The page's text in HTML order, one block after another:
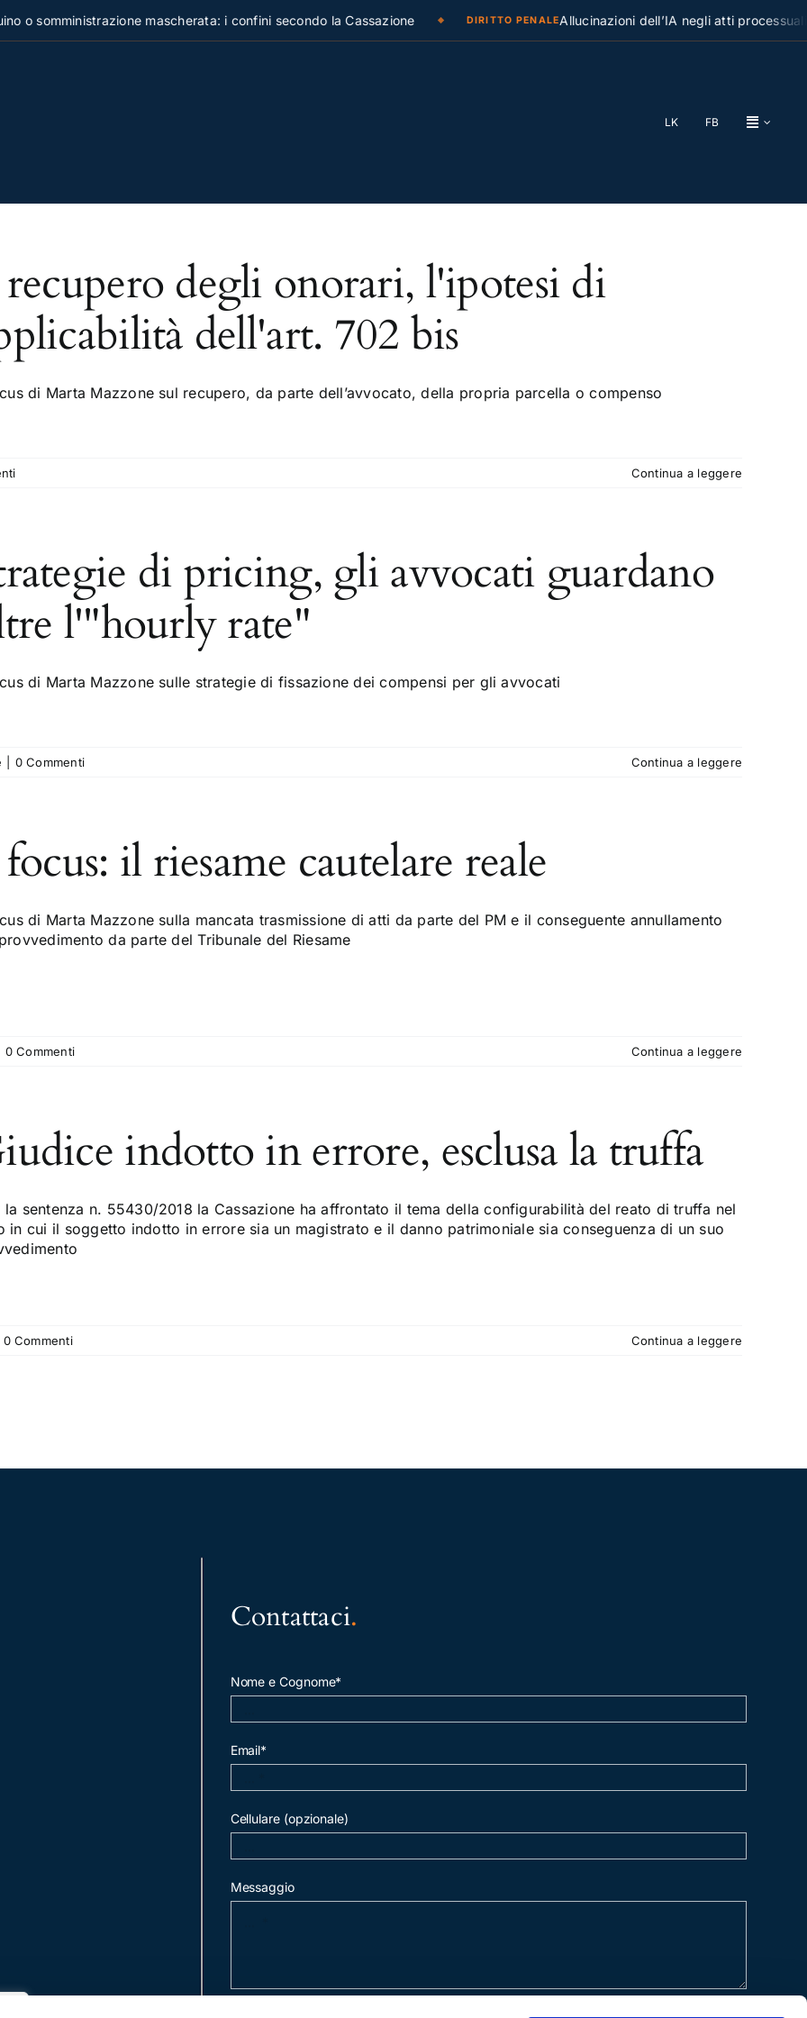
somministrazione mascherata: i confini secondo la Cassazione DIRITTO PENALEAllucinazioni dell’IA negli atti processuali:
LK FB
degli onorari, l'ipotesi di
dell'art. 702 bis
di Marta Mazzone sul recupero, da parte dell’avvocato, della propria parcella o compenso
Continua a leggere
di pricing, gli avvocati guardano
l'"hourly rate"
di Marta Mazzone sulle strategie di fissazione dei compensi per gli avvocati
0 Commenti Continua a leggere
il riesame cautelare reale
di Marta Mazzone sulla mancata trasmissione di atti da parte del PM e il conseguente annullamento
da parte del Tribunale del Riesame
0 Commenti Continua a leggere
indotto in errore, esclusa la truffa
la sentenza n. 55430/2018 la Cassazione ha affrontato il tema della configurabilità del reato di truffa nel
in cui il soggetto indotto in errore sia un magistrato e il danno patrimoniale sia conseguenza di un suo
0 Commenti Continua a leggere
Contattaci.
Nome e Cognome*
Email*
Cellulare (opzionale)
Messaggio